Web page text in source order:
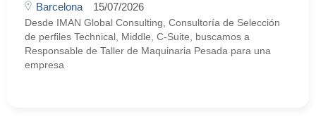
Barcelona 15/07/2026
Desde IMAN Global Consulting, Consultoría de Selección
de perfiles Technical, Middle, C-Suite, buscamos a
Responsable de Taller de Maquinaria Pesada para una
empresa